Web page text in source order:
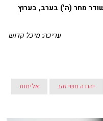
מחר (ה') בערב, בערוץ
עריכה: מיכל קדוש
יהודה משי זהב אלימות